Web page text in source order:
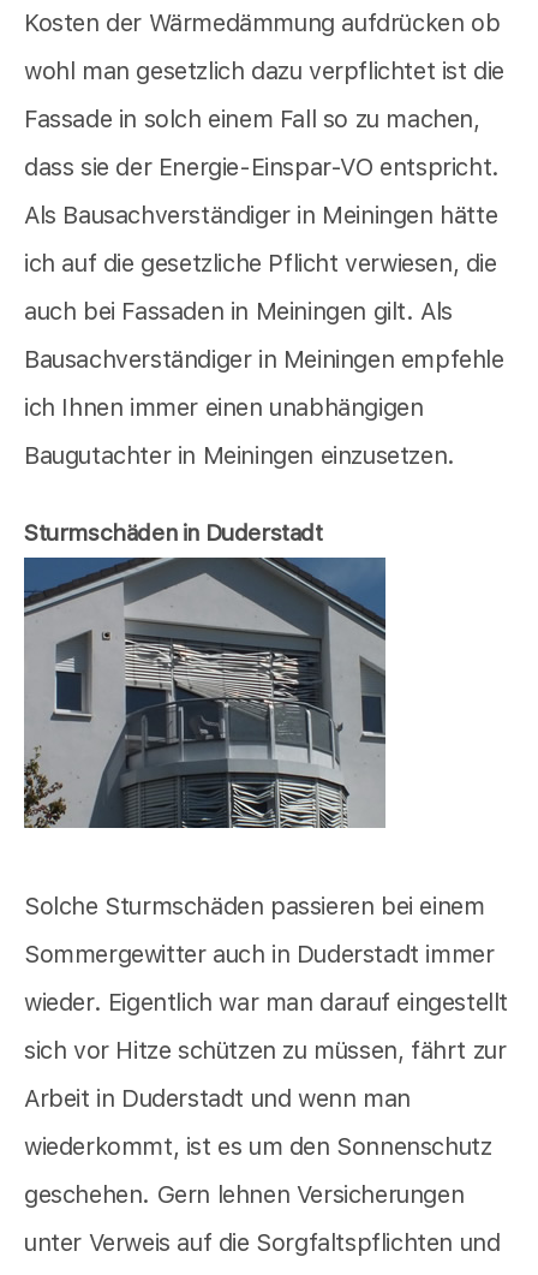
Kosten der Wärmedämmung aufdrücken ob
wohl man gesetzlich dazu verpflichtet ist die
Fassade in solch einem Fall so zu machen,
dass sie der Energie-Einspar-VO entspricht.
Als Bausachverständiger in Meiningen hätte
ich auf die gesetzliche Pflicht verwiesen, die
auch bei Fassaden in Meiningen gilt. Als
Bausachverständiger in Meiningen empfehle
ich Ihnen immer einen unabhängigen
Baugutachter in Meiningen einzusetzen.
Sturmschäden in Duderstadt
Solche Sturmschäden passieren bei einem
Sommergewitter auch in Duderstadt immer
wieder. Eigentlich war man darauf eingestellt
sich vor Hitze schützen zu müssen, fährt zur
Arbeit in Duderstadt und wenn man
wiederkommt, ist es um den Sonnenschutz
geschehen. Gern lehnen Versicherungen
unter Verweis auf die Sorgfaltspflichten und